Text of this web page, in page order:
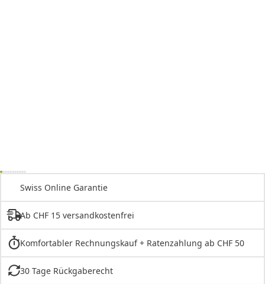
Swiss Online Garantie
Ab CHF 15 versandkostenfrei
Komfortabler Rechnungskauf + Ratenzahlung ab CHF 50
30 Tage Rückgaberecht